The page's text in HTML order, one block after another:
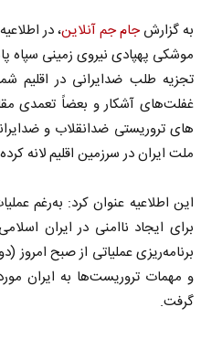
به گزارشجام جم آنلاین، در
موشکی پهپادی نیروی زمینی سپاه
تجزیه‌ طلب ضدایرانی در اقلیم
غفلت‌های آشکار و بعضاً تعمدی
های تروریستی ضدانقلاب و
ملت ایران در سرزمین اقلیم لانه
این اطلاعیه عنوان کرد: به‌رغم
برای ایجاد ناامنی در ایران
برنامه‌ریزی عملیاتی از صبح امروز
و مهمات تروریست‌ها به ایران
گرفت.